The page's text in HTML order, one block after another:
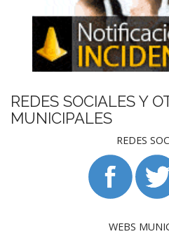
REDES SOCIALES Y
MUNICIPALES
REDES
WEBS